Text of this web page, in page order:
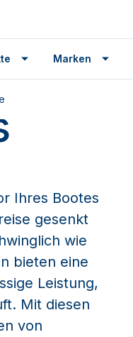
Marken
Ihr
Ihres Bootes
gesenkt
wie
bieten eine
Leistung,
Mit diesen
von